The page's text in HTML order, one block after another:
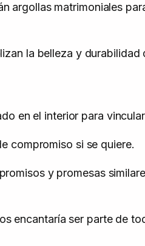
argollas matrimoniales
la belleza y durabilidad
en el interior para
compromiso si se quiere.
y promesas
encantaría ser parte de